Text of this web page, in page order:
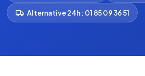
Alternative 24h : 01 85 09 36 51